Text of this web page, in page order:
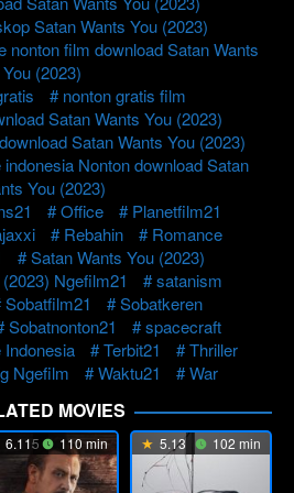
Satan Wants You (2023)
nonton film download Satan Wants
You (2023)
nonton gratis film
Satan Wants You (2023)
Satan Wants You (2023)
Nonton download Satan
You (2023)
Office
Planetfilm21
Rebahin
Romance
Satan Wants You (2023)
Ngefilm21
satanism
Sobatfilm21
Sobatkeren
Sobatnonton21
spacecraft
Indonesia Terbit21
Thriller
Ngefilm
Waktu21 War
MOVIES
6.115 110 min 5.13 102 min